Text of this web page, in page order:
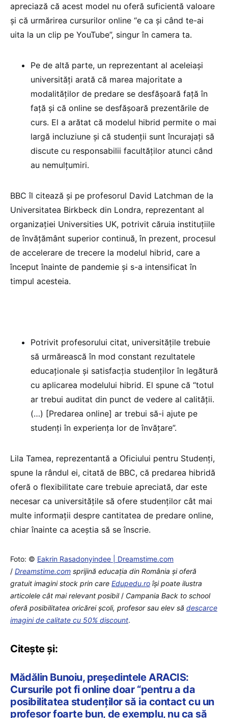
apreciază că acest model nu oferă suficientă valoare
și că urmărirea cursurilor online “e ca și când te-ai
uita la un clip pe YouTube”, singur în camera ta.
Pe de altă parte, un reprezentant al aceleiași
universități arată că marea majoritate a
modalităților de predare se desfășoară față în
față și că online se desfășoară prezentările de
curs. El a arătat că modelul hibrid permite o mai
largă incluziune și că studenții sunt încurajați să
discute cu responsabilii facultăților atunci când
au nemulțumiri.
BBC îl citează și pe profesorul David Latchman de la
Universitatea Birkbeck din Londra, reprezentant al
organizației Universities UK, potrivit căruia instituțiile
de învățământ superior continuă, în prezent, procesul
de accelerare de trecere la modelul hibrid, care a
început înainte de pandemie și s-a intensificat în
timpul acesteia.
Potrivit profesorului citat, universitățile trebuie
să urmărească în mod constant rezultatele
educaționale și satisfacția studenților în legătură
cu aplicarea modelului hibrid. El spune că “totul
ar trebui auditat din punct de vedere al calității.
(…) [Predarea online] ar trebui să-i ajute pe
studenți în experiența lor de învățare”.
Lila Tamea, reprezentantă a Oficiului pentru Studenți,
spune la rândul ei, citată de BBC, că predarea hibridă
oferă o flexibilitate care trebuie apreciată, dar este
necesar ca universitățile să ofere studenților cât mai
multe informații despre cantitatea de predare online,
chiar înainte ca aceștia să se înscrie.
Foto: © Eakrin Rasadonyindee | Dreamstime.com
/ Dreamstime.com sprijină educaţia din România şi oferă
gratuit imagini stock prin care Edupedu.ro îşi poate ilustra
articolele cât mai relevant posibil/ Campania Back to school
oferă posibilitatea oricărei școli, profesor sau elev să descarce
imagini de calitate cu 50% discount.
Citește și:
Mădălin Bunoiu, președintele ARACIS:
Cursurile pot fi online doar “pentru a da
posibilitatea studenților să ia contact cu un
profesor foarte bun, de exemplu, nu ca să